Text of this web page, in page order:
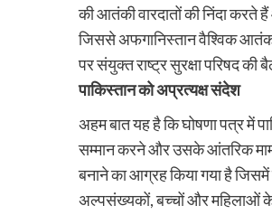
की आतंकी वारदातों की निंदा
जिससे अफगानिस्तान वैश्विक
पर संयुक्त राष्ट्र सुरक्षा परिषद की
पाकिस्तान को अप्रत्यक्ष संदेश
अहम बात यह है कि घोषणा पत्र में
सम्मान करने और उसके आंतरिक
बनाने का आग्रह किया गया है
अल्पसंख्यकों, बच्चों और महिलाओं के